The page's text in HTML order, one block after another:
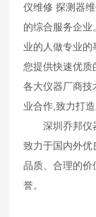
仪维修 探测器
的综合服务企业
业的人做专业
您提供快速优质
各大仪器厂商技
业合作,致力打
深圳乔邦仪器
致力于国内外优
品质、合理的价
誉。